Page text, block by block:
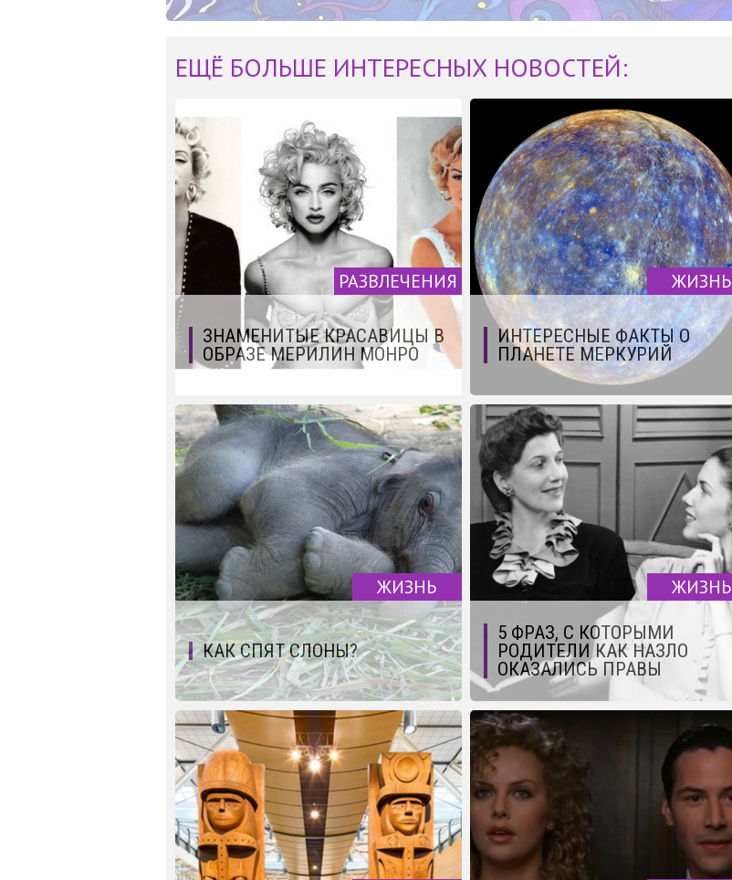
ЕЩЁ БОЛЬШЕ ИНТЕРЕСНЫХ НОВОСТЕЙ:
РАЗВЛЕЧЕНИЯ
ЗНАМЕНИТЫЕ КРАСАВИЦЫ В
ОБРАЗЕ МЕРИЛИН МОНРО
ЖИЗНЬ
ИНТЕРЕСНЫЕ ФАКТЫ О
ПЛАНЕТЕ МЕРКУРИЙ
ЖИЗНЬ
КАК СПЯТ СЛОНЫ?
ЖИЗНЬ
5 ФРАЗ, С КОТОРЫМИ
РОДИТЕЛИ КАК НАЗЛО
ОКАЗАЛИСЬ ПРАВЫ